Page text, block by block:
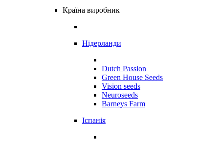
Країна виробник
Нідерланди
Dutch Passion
Green House Seeds
Vision seeds
Neuroseeds
Barneys Farm
Іспанія